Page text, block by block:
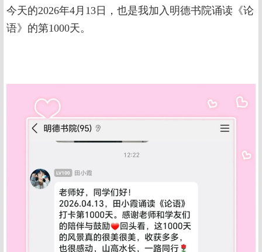
今天的2026年4月13日，也是我加入明德书院诵读《论
语》的第1000天。